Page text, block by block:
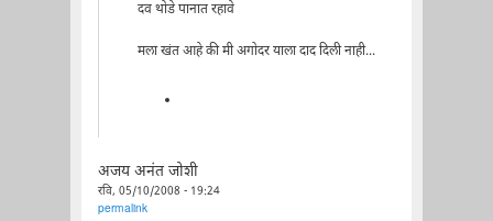
दव थोडे पानात रहावे
मला खंत आहे की मी अगोदर याला दाद दिली नाही...
अजय अनंत जोशी
रवि, 05/10/2008 - 19:24
permalink